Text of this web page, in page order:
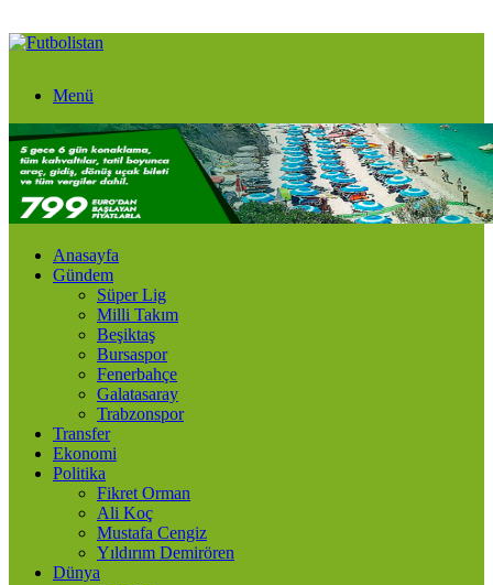
Menü
Anasayfa
Gündem
Süper Lig
Milli Takım
Beşiktaş
Bursaspor
Fenerbahçe
Galatasaray
Trabzonspor
Transfer
Ekonomi
Politika
Fikret Orman
Ali Koç
Mustafa Cengiz
Yıldırım Demirören
Dünya